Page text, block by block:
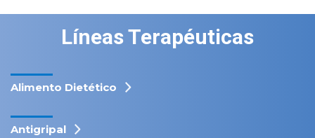
Líneas Terapéuticas
Alimento Dietético
Antigripal